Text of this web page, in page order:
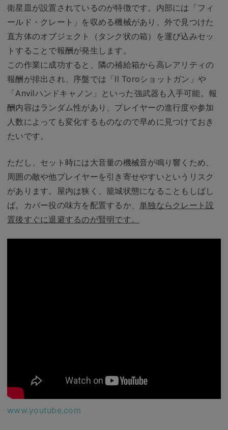
衛星皿が設置されているのが特徴です。内部には「フィ
ールド・クレート」を収める機械があり、外で見つけた
直方体のオブジェクト（タンク状の箱）を運び込みセッ
トすることで報酬が発生します。
この作業に成功すると、隣の補給箱から高レアリティの
報酬が排出され、序盤では「Il Toroショットガン」や
「Anvilハンドキャノン」といった強武器も入手可能。報
酬内容はランダム性があり、プレイヤーの進行度や参加
人数によっても変化するものなので早めに見つけておき
たいです。
ただし、セット時には大音量の機械音が鳴り響くため、
周囲の敵や他プレイヤーを引き寄せやすいというリスク
があります。屋内は狭く、籠城状態になることもしばし
ば。カバー役の味方を配置するか、 単独ならクレート設
置後すぐに退避するのが賢明です。
www.youtube.com